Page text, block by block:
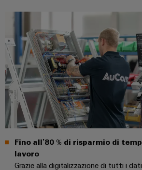
distribuzione
e
sicurezza
per
reti
energetiche
moderne
Trattamento
dell’acqua
e
acque
reflue
easyConnect
Workplace
e
Accessori
Utensili
Macchine
automatiche
Stampanti
Fino all’80 % di risparmio di
lavoro
Grazie alla digitalizzazione di tutti i